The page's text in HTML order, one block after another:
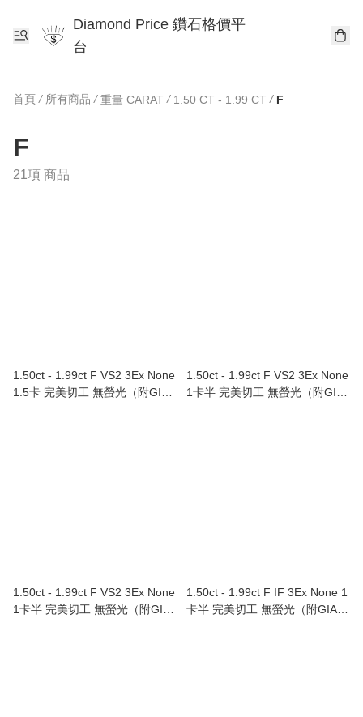
Diamond Price 鑽石格價平
台
首頁 / 所有商品 / 重量 CARAT / 1.50 CT - 1.99 CT / F
F
21項 商品
1.50ct - 1.99ct F VS2 3Ex None
1.5卡 完美切工 無螢光（附GIA
1.50ct - 1.99ct F VS2 3Ex None
1卡半 完美切工 無螢光（附GIA
1.50ct - 1.99ct F VS2 3Ex None
1卡半 完美切工 無螢光（附GIA
1.50ct - 1.99ct F IF 3Ex None 1
卡半 完美切工 無螢光（附GIA證